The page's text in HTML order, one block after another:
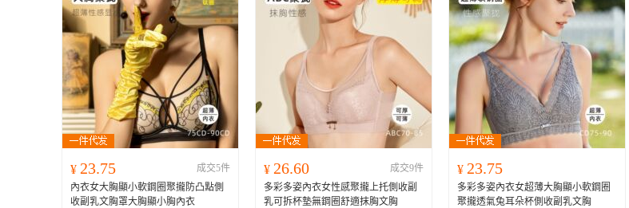
¥ 23.75
成交5件
內衣女大胸顯小軟鋼圈聚攏防凸點側
收副乳文胸罩大胸顯小胸內衣
¥ 26.60
成交9件
多彩多姿內衣女性感聚攏上托側收副
乳可拆杯墊無鋼圈舒適抹胸文胸
¥ 23.75
多彩多姿內衣女超薄大胸顯小軟鋼圈
聚攏透氣兔耳朵杯側收副乳文胸